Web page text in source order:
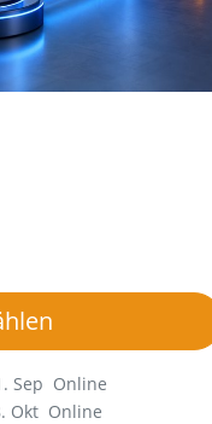
Sep Online
Okt Online